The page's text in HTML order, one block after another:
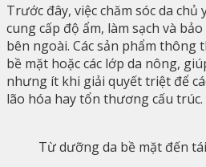
Trước đây, việc chăm sóc da chủ
cung cấp độ ẩm, làm sạch và
bên ngoài. Các sản phẩm
bề mặt hoặc các lớp da nông,
nhưng ít khi giải quyết triệt để
lão hóa hay tổn thương cấu trúc.
Từ dưỡng da bề mặt đến